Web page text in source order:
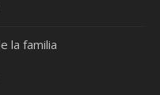
la familia